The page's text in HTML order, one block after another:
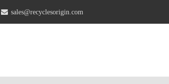
sales@recyclesorigin.com